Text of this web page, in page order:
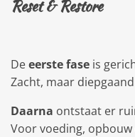
Reset & Restore
Deeerste fase is
Zacht, maar diepgaand
Daarna ontstaat er
Voor voeding,